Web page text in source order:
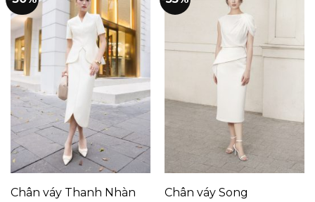
Chân váy Thanh Nhàn Chân váy Song